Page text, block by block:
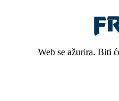
Web se ažurira. Biti